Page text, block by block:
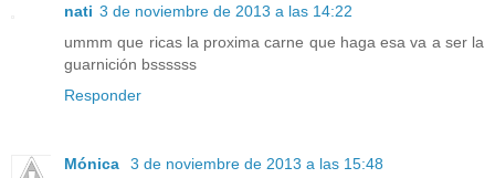
nati 3 de noviembre de 2013 a las 14:22
ummm que ricas la proxima carne que haga esa va a ser la
guarnición bssssss
Responder
Mónica
3 de noviembre de 2013 a las 15:48